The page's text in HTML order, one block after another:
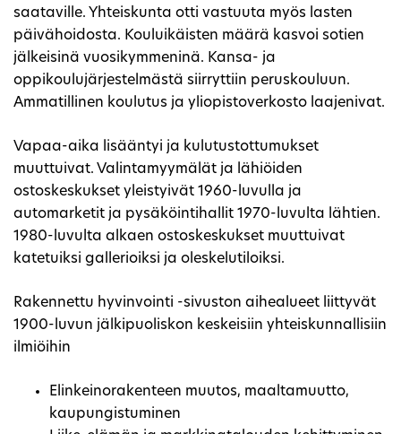
saataville. Yhteiskunta otti vastuuta myös lasten
päivähoidosta. Kouluikäisten määrä kasvoi sotien
jälkeisinä vuosikymmeninä. Kansa- ja
oppikoulujärjestelmästä siirryttiin peruskouluun.
Ammatillinen koulutus ja yliopistoverkosto laajenivat.
Vapaa-aika lisääntyi ja kulutustottumukset
muuttuivat. Valintamyymälät ja lähiöiden
ostoskeskukset yleistyivät 1960-luvulla ja
automarketit ja pysäköintihallit 1970-luvulta lähtien.
1980-luvulta alkaen ostoskeskukset muuttuivat
katetuiksi gallerioiksi ja oleskelutiloiksi.
Rakennettu hyvinvointi -sivuston aihealueet liittyvät
1900-luvun jälkipuoliskon keskeisiin yhteiskunnallisiin
ilmiöihin
Elinkeinorakenteen muutos, maaltamuutto,
kaupungistuminen